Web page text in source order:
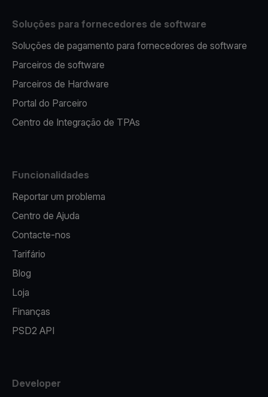
Soluções para fornecedores de software
Soluções de pagamento para fornecedores de software
Parceiros de software
Parceiros de Hardware
Portal do Parceiro
Centro de Integração de TPAs
Funcionalidades
Reportar um problema
Centro de Ajuda
Contacte-nos
Tarifário
Blog
Loja
Finanças
PSD2 API
Developer